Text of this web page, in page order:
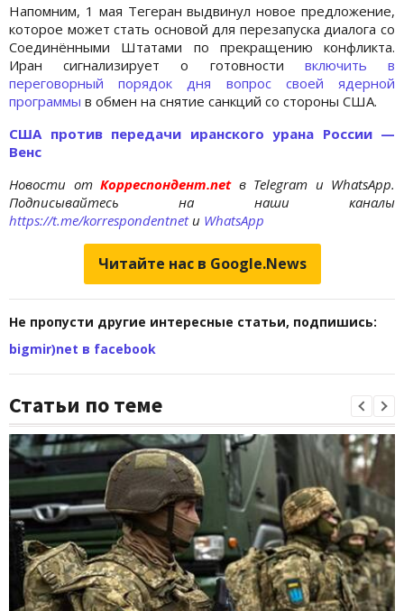
Напомним, 1 мая Тегеран выдвинул новое предложение,
которое может стать основой для перезапуска диалога со
Соединёнными Штатами по прекращению конфликта.
Иран сигнализирует о готовности включить в
переговорный порядок дня вопрос своей ядерной
программы в обмен на снятие санкций со стороны США.
США против передачи иранского урана России —
Венс
Новости отКорреспондент.net в Telegram и WhatsApp.
Подписывайтесь на наши каналы
https://t.me/korrespondentnetи WhatsApp
Читайте нас в Google.News
Не пропусти другие интересные статьи, подпишись:
bigmir)net в facebook
Статьи по теме